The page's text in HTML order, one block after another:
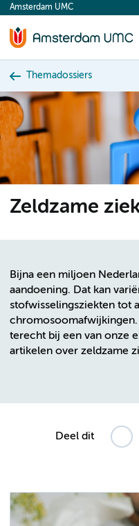
content
Amsterdam UMC
Themadossiers
Zeldzame
Bijna een miljoen
aandoening. Dat kan
stofwisselingsziekten tot
chromosoomafwijkingen.
terecht bij een van onze
artikelen over zeldzame
Deel dit